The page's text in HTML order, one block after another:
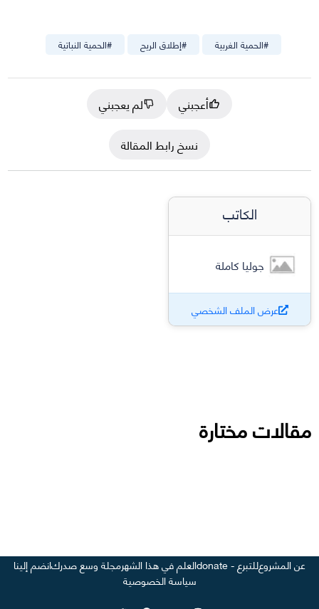
#الحمية النباتية #إطلاق الريح #الحمية الغربية
أعجبني
لم يعجبني
نسخ رابط المقالة
الكاتب
جوليا كاملة
عرض الملف الشخصي
مقالات مختارة
عن المشروعللتبرع - donate العلم في هذا الشهرمجلة وسع صدركانضم إلينا
سياسة الخصوصية